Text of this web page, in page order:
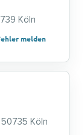
Köln
melden
50735 Köln